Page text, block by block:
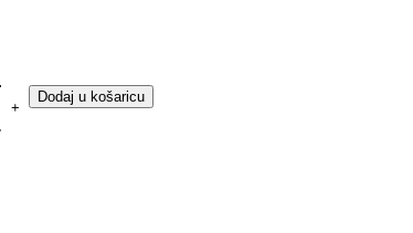
Dodaj u košaricu